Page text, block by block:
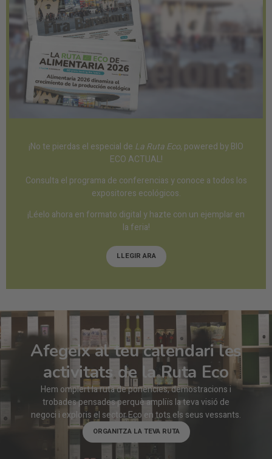
¡No te pierdas el especial de La Ruta Eco, powered by BIO
ECO ACTUAL!
Consulta el programa de conferencias y conoce a todos los
expositores ecológicos.
¡Léelo ahora en formato digital y hazte con un ejemplar en
la feria!
LLEGIR ARA
Afegeix al teu calendari les
activitats de la Ruta Eco
Hem omplert la ruta de ponències, demostracions i
trobades pensades perquè ampliïs la teva visió de
negoci i exploris el sector Eco en tots els seus vessants.
ORGANITZA LA TEVA RUTA